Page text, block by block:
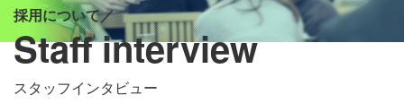
採用について
Staff interview
スタッフインタビュー